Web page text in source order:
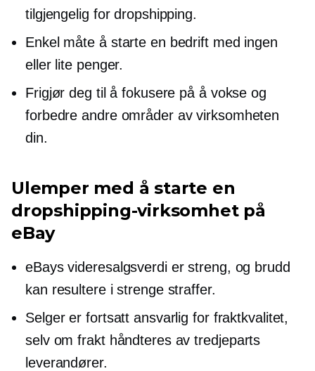
tilgjengelig for dropshipping.
Enkel måte å starte en bedrift med ingen
eller lite penger.
Frigjør deg til å fokusere på å vokse og
forbedre andre områder av virksomheten
din.
Ulemper med å starte en
dropshipping-virksomhet på
eBay
eBays videresalgsverdi er streng, og brudd
kan resultere i strenge straffer.
Selger er fortsatt ansvarlig for fraktkvalitet,
selv om frakt håndteres avtredjeparts
leverandører.